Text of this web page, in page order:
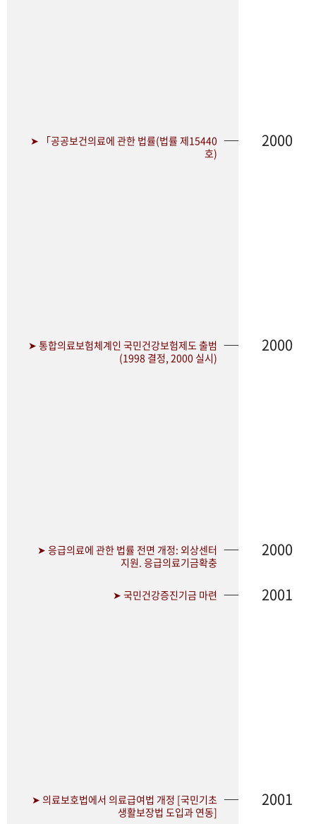
➤ 「공공보건의료에 관한 법률(법률 제15440
호)
2000
➤ 통합의료보험체계인 국민건강보험제도 출범
(1998 결정, 2000 실시)
2000
➤ 응급의료에 관한 법률 전면 개정: 외상센터
지원. 응급의료기금확충
2000
➤ 국민건강증진기금 마련 2001
➤ 의료보호법에서 의료급여법 개정 [국민기초
생활보장법 도입과 연동]
2001